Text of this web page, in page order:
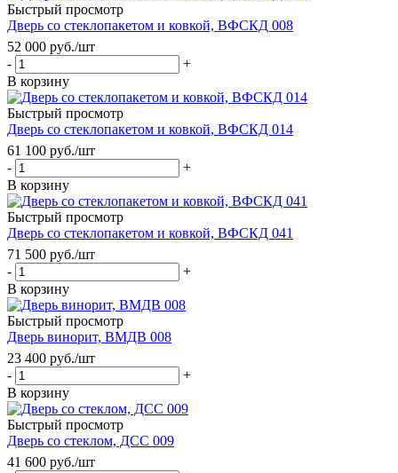
Быстрый просмотр
Дверь со стеклопакетом и ковкой, ВФСКД 008
52 000 руб./шт
-
+
В корзину
Быстрый просмотр
Дверь со стеклопакетом и ковкой, ВФСКД 014
61 100 руб./шт
-
+
В корзину
Быстрый просмотр
Дверь со стеклопакетом и ковкой, ВФСКД 041
71 500 руб./шт
-
+
В корзину
Быстрый просмотр
Дверь винорит, ВМДВ 008
23 400 руб./шт
-
+
В корзину
Быстрый просмотр
Дверь со стеклом, ДСС 009
41 600 руб./шт